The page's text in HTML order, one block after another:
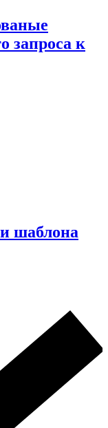
запроса к
шаблона